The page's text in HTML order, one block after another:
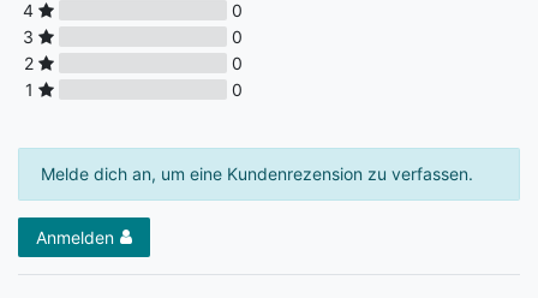
4
0
3
0
2
0
1
0
Melde dich an, um eine Kundenrezension zu verfassen.
Anmelden